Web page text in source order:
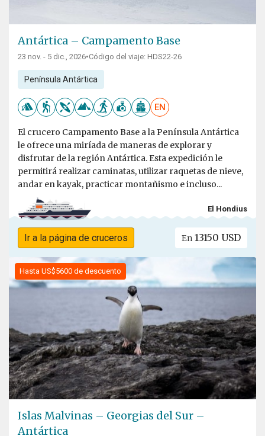
Antártica – Campamento Base
23 nov. - 5 dic., 2026•Código del viaje: HDS22-26
Península Antártica
EN
El crucero Campamento Base a la Península Antártica
le ofrece una miríada de maneras de explorar y
disfrutar de la región Antártica. Esta expedición le
permitirá realizar caminatas, utilizar raquetas de nieve,
andar en kayak, practicar montañismo e incluso...
El Hondius
Ir a la página de cruceros En 13150 USD
Hasta US$5600 de descuento
Islas Malvinas – Georgias del Sur –
Antártica